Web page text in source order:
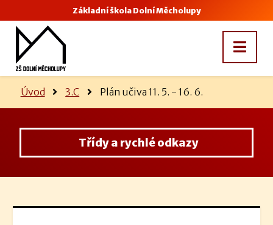
Základní škola Dolní Měcholupy
Úvod 3.C Plán učiva 11. 5. - 16. 6.
Třídy a rychlé odkazy